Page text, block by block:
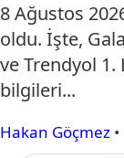
8 Ağustos
oldu. İşte,
ve Trendyol 1.
bilgileri...
Hakan Göçmez •